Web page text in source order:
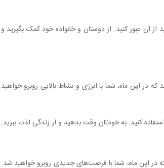
آن عبور کنید. از دوستان و خانواده خود کمک بگیرید و
این ماه، شما با انرژی و نشاط بالایی روبرو خواهید
کنید. به خودتان وقت بدهید و از زندگی لذت ببرید.
این ماه، شما با فرصت‌های جدیدی روبرو خواهید شد.